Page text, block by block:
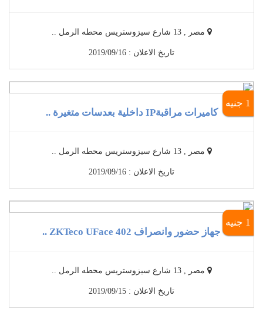
مصر , 13 شارع سيزوستريس محطه الرمل ..
تاريخ الاعلان : 2019/09/16
1 جنيه
كاميرات مراقبةIP داخلية بعدسات متغيرة ..
مصر , 13 شارع سيزوستريس محطه الرمل ..
تاريخ الاعلان : 2019/09/16
1 جنيه
جهاز حضور وانصراف ZKTeco UFace 402 ..
مصر , 13 شارع سيزوستريس محطه الرمل ..
تاريخ الاعلان : 2019/09/15